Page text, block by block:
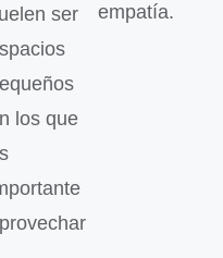
ser
los que
empatía.